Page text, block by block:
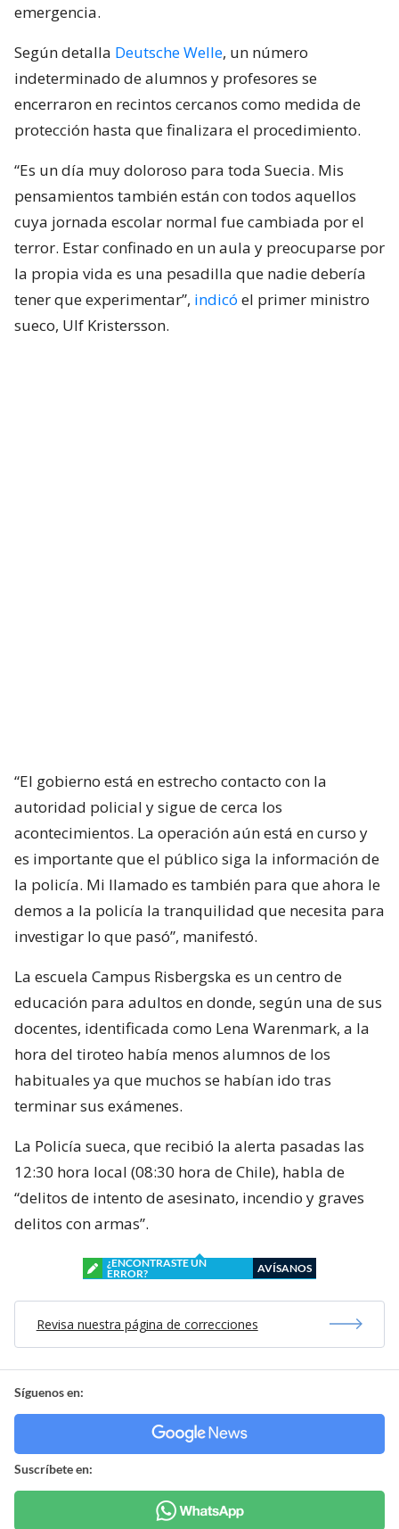
emergencia.
Según detalla Deutsche Welle, un número
indeterminado de alumnos y profesores se
encerraron en recintos cercanos como medida de
protección hasta que finalizara el procedimiento.
“Es un día muy doloroso para toda Suecia. Mis
pensamientos también están con todos aquellos
cuya jornada escolar normal fue cambiada por el
terror. Estar confinado en un aula y preocuparse por
la propia vida es una pesadilla que nadie debería
tener que experimentar”, indicó el primer ministro
sueco, Ulf Kristersson.
“El gobierno está en estrecho contacto con la
autoridad policial y sigue de cerca los
acontecimientos. La operación aún está en curso y
es importante que el público siga la información de
la policía. Mi llamado es también para que ahora le
demos a la policía la tranquilidad que necesita para
investigar lo que pasó”, manifestó.
La escuela Campus Risbergska es un centro de
educación para adultos en donde, según una de sus
docentes, identificada como Lena Warenmark, a la
hora del tiroteo había menos alumnos de los
habituales ya que muchos se habían ido tras
terminar sus exámenes.
La Policía sueca, que recibió la alerta pasadas las
12:30 hora local (08:30 hora de Chile), habla de
“delitos de intento de asesinato, incendio y graves
delitos con armas”.
¿ENCONTRASTE UN
ERROR?
AVÍSANOS
Revisa nuestra página de correcciones
Síguenos en:
Suscríbete en: